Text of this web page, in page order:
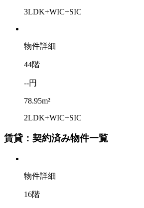
3LDK+WIC+SIC
物件詳細
44階
--円
78.95m²
2LDK+WIC+SIC
賃貸：契約済み物件一覧
物件詳細
16階